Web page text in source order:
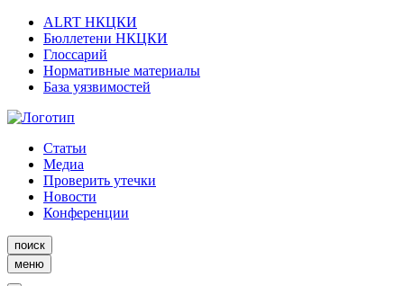
ALRT НКЦКИ
Бюллетени НКЦКИ
Глоссарий
Нормативные материалы
База уязвимостей
Статьи
Медиа
Проверить утечки
Новости
Конференции
поиск
меню